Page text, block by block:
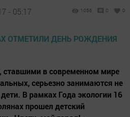
- 05:17 1056 0 0
ставшими в современном мире
серьезно занимаются не
В рамках Года экологии 16
прошел детский